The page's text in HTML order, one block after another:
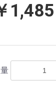
1,485